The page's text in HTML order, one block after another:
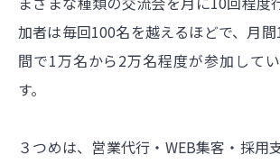
加者は毎回100名を越えるほどで、月
間で1万名から2万名程度が参加して
す。
３つめは、営業代行・WEB集客・採用